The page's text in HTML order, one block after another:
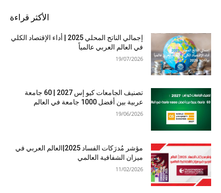
الأكثر قراءة
إجمالي الناتج المحلي 2025 | أداء الإقتصاد الكلي
في العالم العربي عالمياً
19/07/2026
تصنيف الجامعات كيو إس 2027 | 60 جامعة
عربية بين أفضل 1000 جامعة في العالم
19/06/2026
مؤشر مُدرَكات الفساد 2025|العالم العربي في
ميزان الشفافية العالمي
11/02/2026